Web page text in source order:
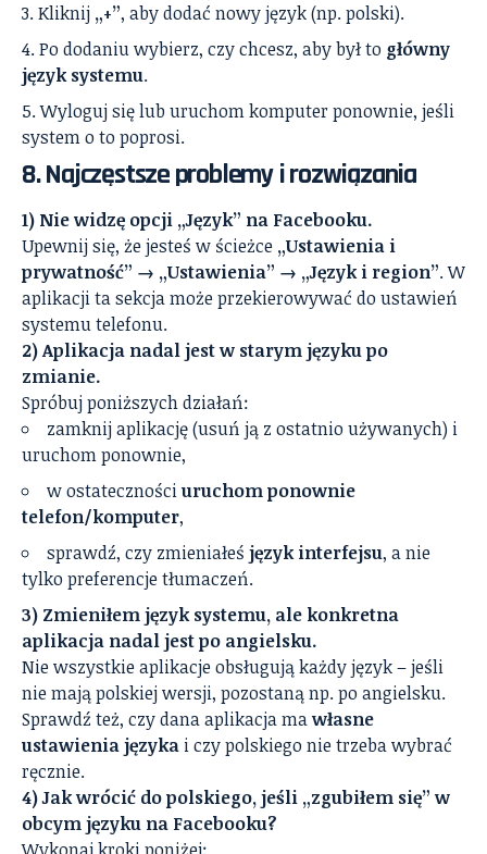
Kliknij „+”, aby dodać nowy język (np. polski).
Po dodaniu wybierz, czy chcesz, aby był to główny
język systemu.
Wyloguj się lub uruchom komputer ponownie, jeśli
system o to poprosi.
8. Najczęstsze problemy i rozwiązania
1) Nie widzę opcji „Język” na Facebooku.
Upewnij się, że jesteś w ścieżce „Ustawienia i
prywatność” → „Ustawienia” → „Język i region”. W
aplikacji ta sekcja może przekierowywać do ustawień
systemu telefonu.
2) Aplikacja nadal jest w starym języku po
zmianie.
Spróbuj poniższych działań:
zamknij aplikację (usuń ją z ostatnio używanych) i
uruchom ponownie,
w ostatecznościuruchom ponownie
telefon/komputer,
sprawdź, czy zmieniałeś język interfejsu, a nie
tylko preferencje tłumaczeń.
3) Zmieniłem język systemu, ale konkretna
aplikacja nadal jest po angielsku.
Nie wszystkie aplikacje obsługują każdy język – jeśli
nie mają polskiej wersji, pozostaną np. po angielsku.
Sprawdź też, czy dana aplikacja mawłasne
ustawienia języka i czy polskiego nie trzeba wybrać
ręcznie.
4) Jak wrócić do polskiego, jeśli „zgubiłem się” w
obcym języku na Facebooku?